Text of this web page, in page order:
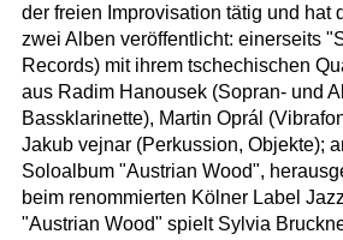
der freien Improvisation tätig und hat
zwei Alben veröffentlicht: einerseits
Records) mit ihrem tschechischen
aus Radim Hanousek (Sopran- und
Bassklarinette), Martin Oprál
Jakub vejnar (Perkussion, Objekte);
Soloalbum "Austrian Wood",
beim renommierten Kölner Label
"Austrian Wood" spielt Sylvia